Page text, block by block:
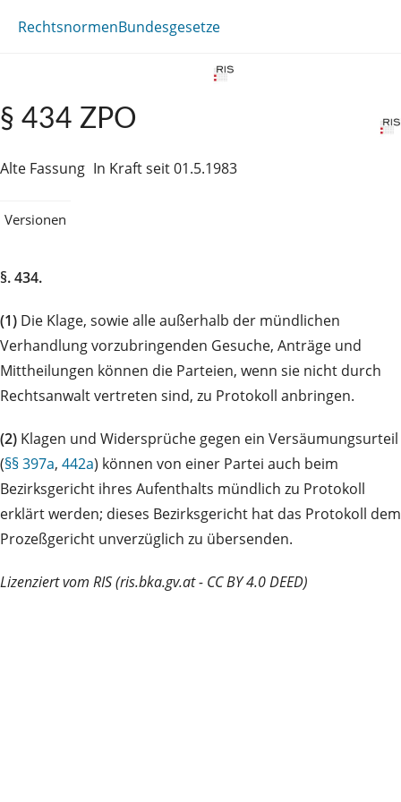
RechtsnormenBundesgesetze
§ 434 ZPO
Alte Fassung In Kraft seit 01.5.1983
Versionen
§. 434.
(1) Die Klage, sowie alle außerhalb der mündlichen
Verhandlung vorzubringenden Gesuche, Anträge und
Mittheilungen können die Parteien, wenn sie nicht durch
Rechtsanwalt vertreten sind, zu Protokoll anbringen.
(2) Klagen und Widersprüche gegen ein Versäumungsurteil
(§§ 397a, 442a) können von einer Partei auch beim
Bezirksgericht ihres Aufenthalts mündlich zu Protokoll
erklärt werden; dieses Bezirksgericht hat das Protokoll dem
Prozeßgericht unverzüglich zu übersenden.
Lizenziert vom RIS (ris.bka.gv.at - CC BY 4.0 DEED)